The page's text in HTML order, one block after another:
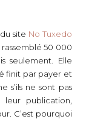
site No Tuxedo
50 000
seulement. Elle
finit par payer et
s’ils ne sont pas
publication,
C’est pourquoi